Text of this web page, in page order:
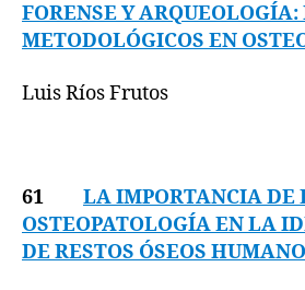
FORENSE Y
METODOLÓGICOS EN
Luis Ríos Frutos
61 LA IMPORTANCIA DE
OSTEOPATOLOGÍA EN LA
DE RESTOS ÓSEOS